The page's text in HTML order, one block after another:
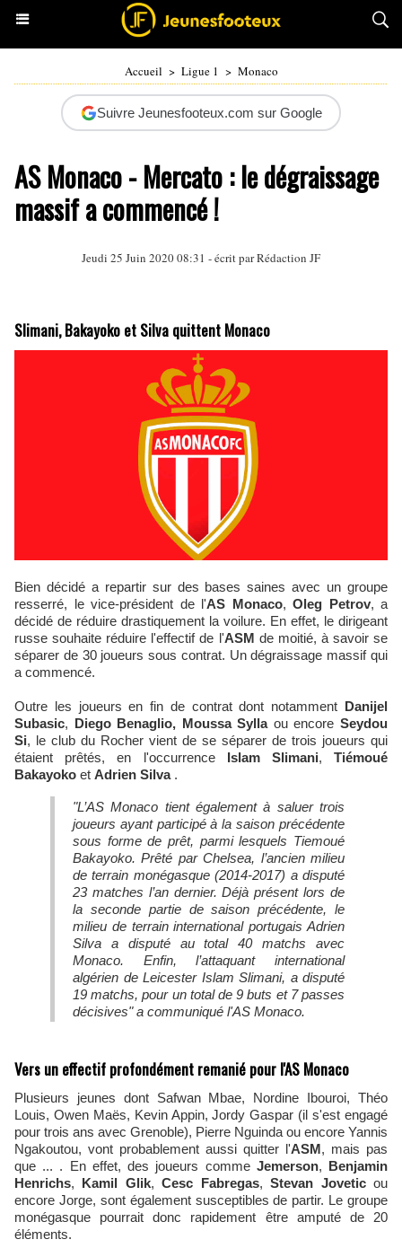
Accueil > Ligue 1 > Monaco
Suivre Jeunesfooteux.com sur Google
AS Monaco - Mercato : le dégraissage
massif a commencé !
Jeudi 25 Juin 2020 08:31 - écrit par Rédaction JF
Slimani, Bakayoko et Silva quittent Monaco
Bien décidé a repartir sur des bases saines avec un groupe
resserré, le vice-président de l'AS Monaco, Oleg Petrov, a
décidé de réduire drastiquement la voilure. En effet, le dirigeant
russe souhaite réduire l'effectif de l'ASM de moitié, à savoir se
séparer de 30 joueurs sous contrat. Un dégraissage massif qui
a commencé.
Outre les joueurs en fin de contrat dont notamment Danijel
Subasic, Diego Benaglio, Moussa Syllaou encoreSeydou
Si, le club du Rocher vient de se séparer de trois joueurs qui
étaient prêtés, en l'occurrence Islam Slimani,Tiémoué
Bakayoko et Adrien Silva.
"L’AS Monaco tient également à saluer trois
joueurs ayant participé à la saison précédente
sous forme de prêt, parmi lesquels Tiemoué
Bakayoko. Prêté par Chelsea, l’ancien milieu
de terrain monégasque (2014-2017) a disputé
23 matches l’an dernier. Déjà présent lors de
la seconde partie de saison précédente, le
milieu de terrain international portugais Adrien
Silva a disputé au total 40 matchs avec
Monaco. Enfin, l’attaquant international
algérien de Leicester Islam Slimani, a disputé
19 matchs, pour un total de 9 buts et 7 passes
décisives" a communiqué l'AS Monaco.
Vers un effectif profondément remanié pour l'AS Monaco
Plusieurs jeunes dont Safwan Mbae, Nordine Ibouroi, Théo
Louis, Owen Maës, Kevin Appin, Jordy Gaspar (il s'est engagé
pour trois ans avec Grenoble), Pierre Nguinda ou encore Yannis
Ngakoutou, vont probablement aussi quitter l'ASM, mais pas
que ... . En effet, des joueurs comme Jemerson, Benjamin
Henrichs, Kamil Glik,Cesc Fabregas,Stevan Joveticou
encore Jorge, sont également susceptibles de partir. Le groupe
monégasque pourrait donc rapidement être amputé de 20
éléments.